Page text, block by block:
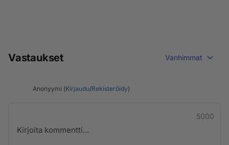
Vastaukset Vanhimmat
Anonyymi (Kirjaudu/Rekisteröidy)
5000